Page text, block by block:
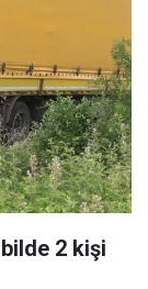
2 kişi